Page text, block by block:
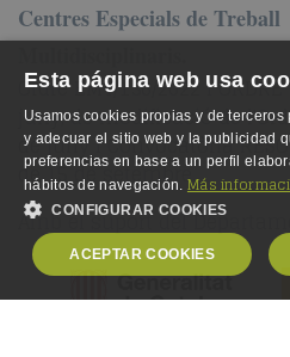
Centres Especials de
Ordre EMT/136/2022 i
juny, de modificació de
de juny i Convocatòria
de 15 de setembre.
Amb el suport del
Esta página web usa
Usamos cookies propias y de
y adecuar el sitio web y la publicidad
preferencias en base a un perfil
hábitos de navegación. Más
CONFIGURAR COOKIES
ACEPTAR COOKIES